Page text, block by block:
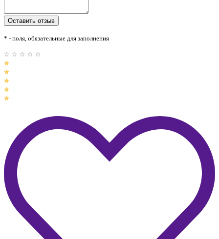
* - поля, обязательные для заполнения